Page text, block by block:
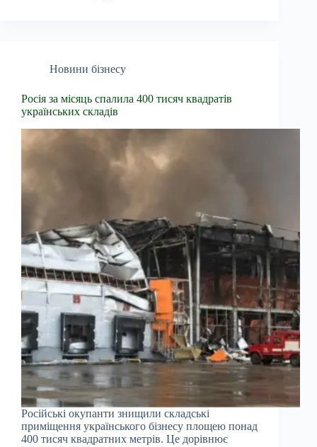
Новини бізнесу
Росія за місяць спалила 400 тисяч квадратів
українських складів
Російські окупанти знищили складські
приміщення українського бізнесу площею понад
400 тисяч квадратних метрів. Це дорівнює